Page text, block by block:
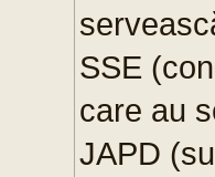
SSE
care au
JAPD